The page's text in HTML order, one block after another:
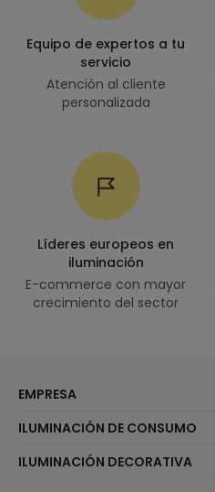
Equipo de expertos a tu
servicio
Atención al cliente
personalizada
Líderes europeos en
iluminación
E-commerce con mayor
crecimiento del sector
EMPRESA
Atención al cliente
Métodos de envío
ILUMINACIÓN DE CONSUMO
Marcas
ILUMINACIÓN DECORATIVA